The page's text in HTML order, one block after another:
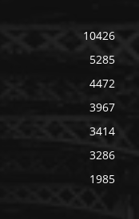
10426
5285
4472
3967
3414
3286
1985